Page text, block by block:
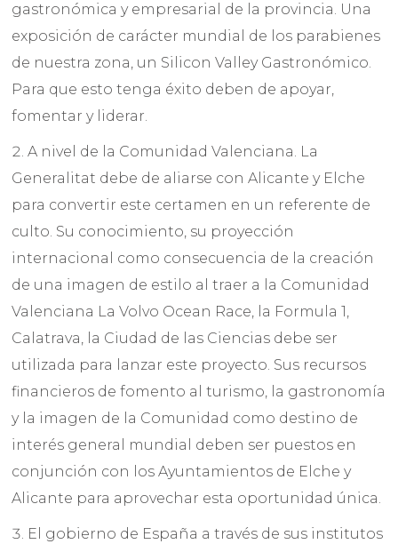
gastronómica y empresarial de la provincia. Una
exposición de carácter mundial de los parabienes
de nuestra zona, un Silicon Valley Gastronómico.
Para que esto tenga éxito deben de apoyar,
fomentar y liderar.
A nivel de la Comunidad Valenciana. La
Generalitat debe de aliarse con Alicante y Elche
para convertir este certamen en un referente de
culto. Su conocimiento, su proyección
internacional como consecuencia de la creación
de una imagen de estilo al traer a la Comunidad
Valenciana La Volvo Ocean Race, la Formula 1,
Calatrava, la Ciudad de las Ciencias debe ser
utilizada para lanzar este proyecto. Sus recursos
financieros de fomento al turismo, la gastronomía
y la imagen de la Comunidad como destino de
interés general mundial deben ser puestos en
conjunción con los Ayuntamientos de Elche y
Alicante para aprovechar esta oportunidad única.
El gobierno de España a través de sus institutos